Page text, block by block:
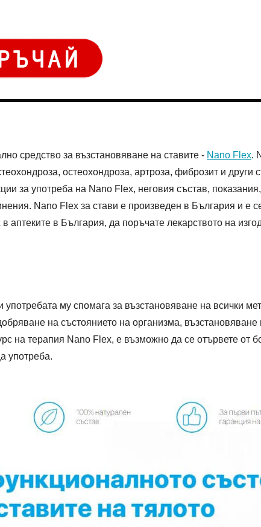
средство за възстановяване на ставите - Nano Flex.
остеохондроза, артроза, фиброзит и други
за употреба на Nano Flex, неговия състав,
Nano Flex за стави е произведен в България и е
аптеките в България, да поръчате лекарството на
употребата му спомага за възстановяване на всички
на състоянието на организма,
на терапия Nano Flex, е възможно да се отървете от
употреба.